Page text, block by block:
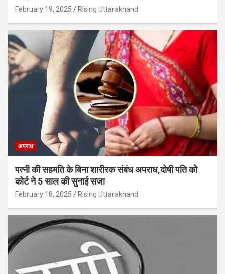
February 19, 2025 Rising Uttarakhand
अपराध
पत्नी की सहमति के बिना शारीरक संबंध अपराध,दोषी पति को
कोर्ट ने 5 साल की सुनाई सजा
February 18, 2025 Rising Uttarakhand